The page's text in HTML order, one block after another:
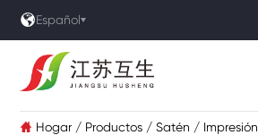
Español
 Hogar / Productos / Satén /